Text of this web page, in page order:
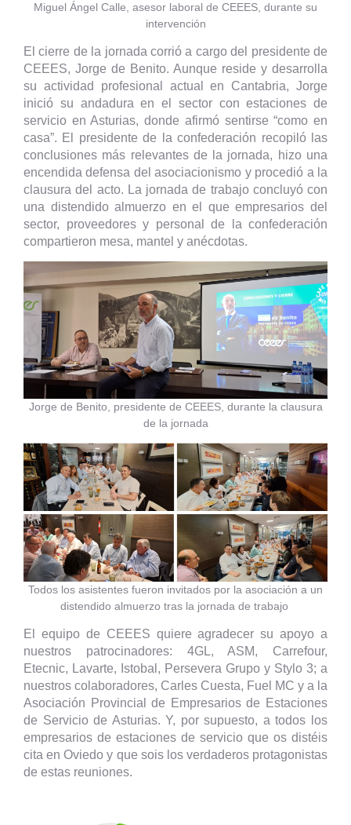
Miguel Ángel Calle, asesor laboral de CEEES, durante su
intervención
El cierre de la jornada corrió a cargo del presidente de
CEEES, Jorge de Benito. Aunque reside y desarrolla
su actividad profesional actual en Cantabria, Jorge
inició su andadura en el sector con estaciones de
servicio en Asturias, donde afirmó sentirse “como en
casa”. El presidente de la confederación recopiló las
conclusiones más relevantes de la jornada, hizo una
encendida defensa del asociacionismo y procedió a la
clausura del acto. La jornada de trabajo concluyó con
una distendido almuerzo en el que empresarios del
sector, proveedores y personal de la confederación
compartieron mesa, mantel y anécdotas.
Jorge de Benito, presidente de CEEES, durante la clausura
de la jornada
Todos los asistentes fueron invitados por la asociación a un
distendido almuerzo tras la jornada de trabajo
El equipo de CEEES quiere agradecer su apoyo a
nuestros patrocinadores: 4GL, ASM, Carrefour,
Etecnic, Lavarte, Istobal, Persevera Grupo y Stylo 3; a
nuestros colaboradores, Carles Cuesta, Fuel MC y a la
Asociación Provincial de Empresarios de Estaciones
de Servicio de Asturias. Y, por supuesto, a todos los
empresarios de estaciones de servicio que os distéis
cita en Oviedo y que sois los verdaderos protagonistas
de estas reuniones.